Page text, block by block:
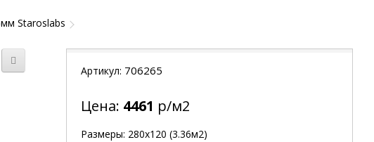
Staroslabs
Артикул: 706265
Цена: 4461 р/м2
Размеры: 280х120 (3.36м2)